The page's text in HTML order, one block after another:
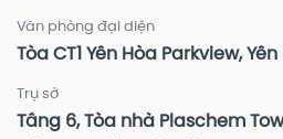
Văn phòng đại diện
Tòa CT1 Yên Hòa Parkview,
Trụ sở
Tầng 6, Tòa nhà Plaschem